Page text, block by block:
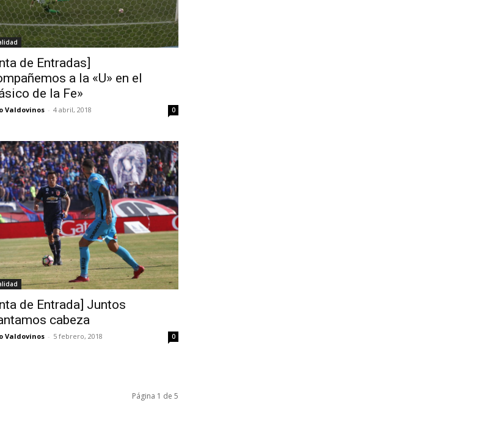
de Entradas]
a la «U» en el
de la Fe»
Valdovinos - 4 abril, 2018 0
de Entrada] Juntos
cabeza
Valdovinos - 5 febrero, 2018 0
Página 1 de 5